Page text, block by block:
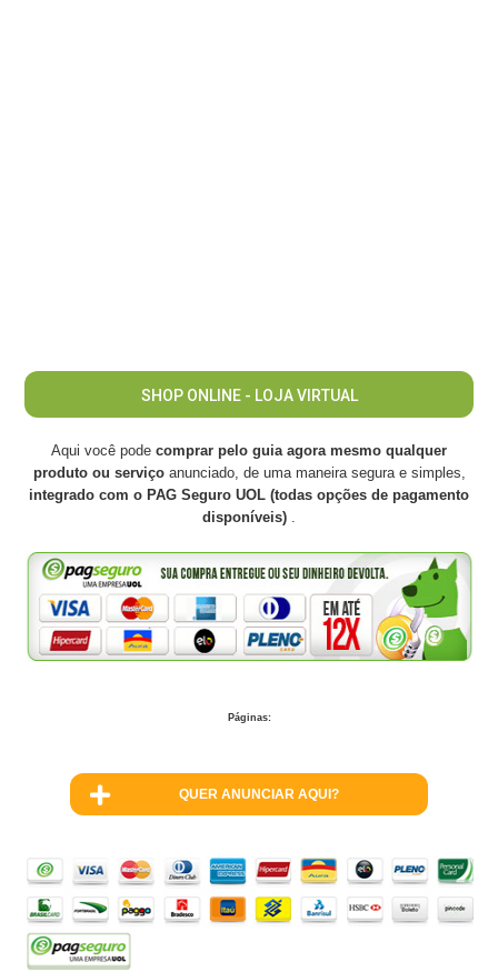
SHOP ONLINE - LOJA VIRTUAL
Aqui você pode comprar pelo guia agora mesmo qualquer
produto ou serviço anunciado, de uma maneira segura e simples,
integrado com o PAG Seguro UOL (todas opções de pagamento
disponíveis) .
Páginas:
QUER ANUNCIAR AQUI?